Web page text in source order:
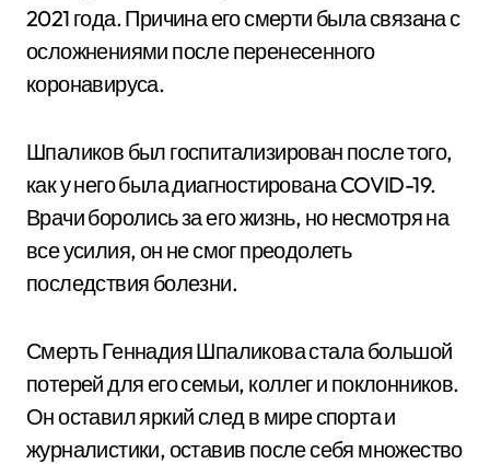
2021 года. Причина его смерти была связана с
осложнениями после перенесенного
коронавируса.
Шпаликов был госпитализирован после того,
как у него была диагностирована COVID-19.
Врачи боролись за его жизнь, но несмотря на
все усилия, он не смог преодолеть
последствия болезни.
Смерть Геннадия Шпаликова стала большой
потерей для его семьи, коллег и поклонников.
Он оставил яркий след в мире спорта и
журналистики, оставив после себя множество